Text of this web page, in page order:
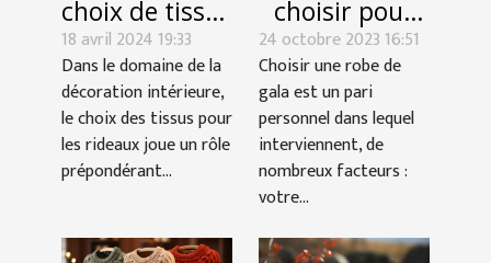
choix de tissus
pour les
rideaux sur
l'ambiance
d'une pièce
18 avril 2024 19:33
Dans le domaine de la
décoration intérieure,
le choix des tissus pour
les rideaux joue un rôle
prépondérant...
choisir pour
une soirée
gala ?
24 octobre 2023 16:51
Choisir une robe de
gala est un pari
personnel dans lequel
interviennent, de
nombreux facteurs :
votre...